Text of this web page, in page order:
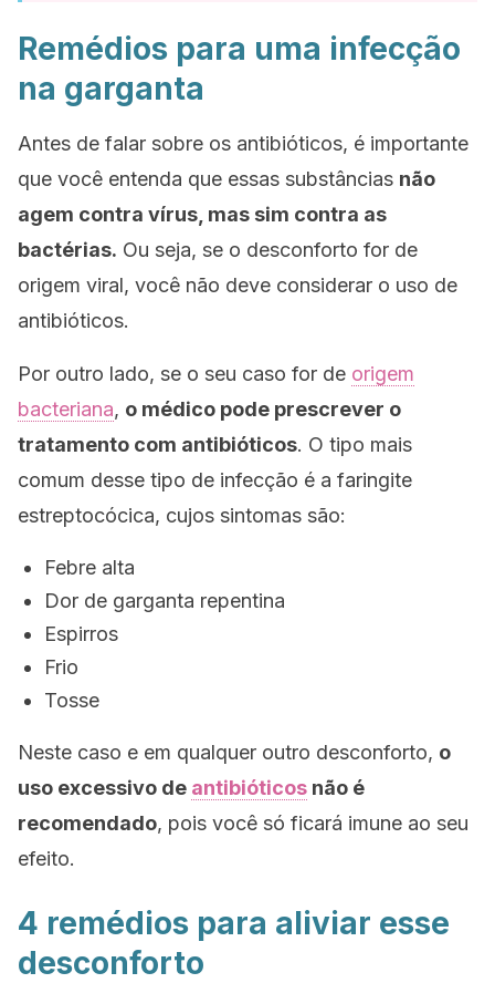
Remédios para uma infecção
na garganta
Antes de falar sobre os antibióticos, é importante
que você entenda que essas substâncias não
agem contra vírus, mas sim contra as
bactérias. Ou seja, se o desconforto for de
origem viral, você não deve considerar o uso de
antibióticos.
Por outro lado, se o seu caso for de origem
bacteriana, o médico pode prescrever o
tratamento com antibióticos. O tipo mais
comum desse tipo de infecção é a faringite
estreptocócica, cujos sintomas são:
Febre alta
Dor de garganta repentina
Espirros
Frio
Tosse
Neste caso e em qualquer outro desconforto, o
uso excessivo de antibióticos não é
recomendado, pois você só ficará imune ao seu
efeito.
4 remédios para aliviar esse
desconforto